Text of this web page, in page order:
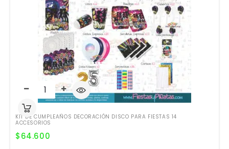
KIT DE CUMPLEAÑOS DECORACIÓN DISCO PARA FIESTAS 14
ACCESORIOS
$64.600